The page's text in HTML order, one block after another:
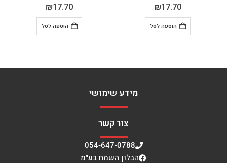
17.70
הוספה לסל
17.70
הוספה לסל
מידע שימושי
צור קשר
054-647-0788
הבלון השמח בע"מ